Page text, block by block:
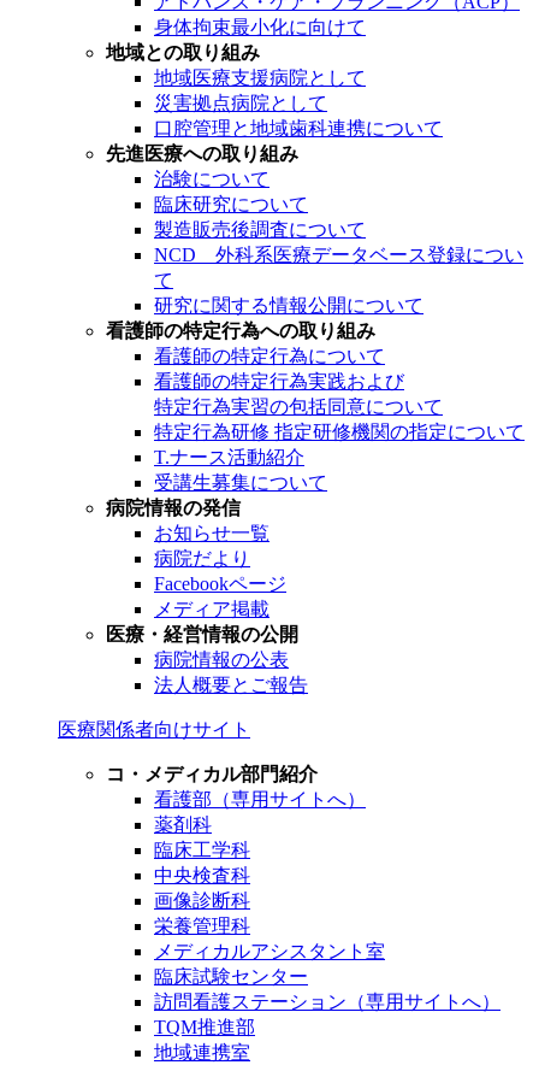
身体拘束最小化に向けて
地域との取り組み
地域医療支援病院として
災害拠点病院として
口腔管理と地域歯科連携について
先進医療への取り組み
治験について
臨床研究について
製造販売後調査について
NCD 外科系医療データベース登録につい
て
研究に関する情報公開について
看護師の特定行為への取り組み
看護師の特定行為について
看護師の特定行為実践および
特定行為実習の包括同意について
特定行為研修 指定研修機関の指定について
T.ナース活動紹介
受講生募集について
病院情報の発信
お知らせ一覧
病院だより
Facebookページ
メディア掲載
医療・経営情報の公開
病院情報の公表
法人概要とご報告
医療関係者向けサイト
コ・メディカル部門紹介
看護部（専用サイトへ）
薬剤科
臨床工学科
中央検査科
画像診断科
栄養管理科
メディカルアシスタント室
臨床試験センター
訪問看護ステーション（専用サイトへ）
TQM推進部
地域連携室